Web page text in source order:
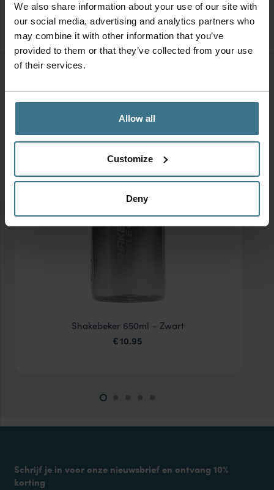
We also share information about your use of our site with
our social media, advertising and analytics partners who
may combine it with other information that you’ve
provided to them or that they’ve collected from your use
of their services.
Allow all
Customize
Deny
Meer van deze collectie
Shakebeker 650ml – Zwart
€10.95
Schrijf je in voor onze nieuwsbrief en ontvang 10%
korting